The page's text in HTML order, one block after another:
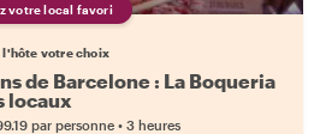
votre local favori
l'hôte votre choix
de Barcelone : La Boqueria
locaux
par personne • 3 heures